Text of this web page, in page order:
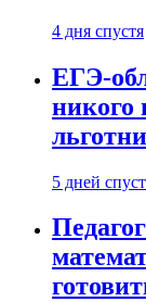
4 дня спустя
ЕГЭ-
никого
5 дней